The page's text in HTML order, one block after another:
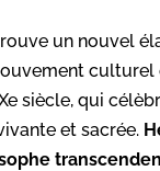
un nouvel
siècle, qui
et sacrée.